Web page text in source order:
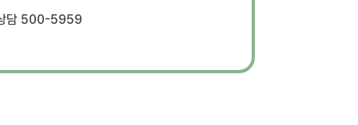
담 500-5959